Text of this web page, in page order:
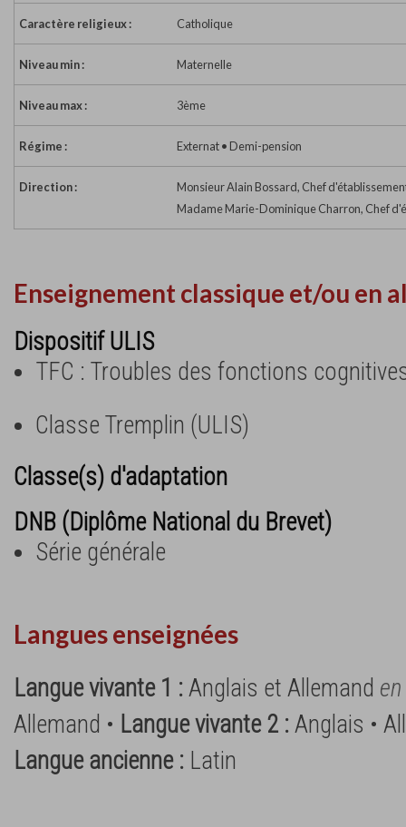
Caractère religieux : Catholique
Niveau min : Maternelle
Niveau max : 3ème
Régime : Externat • Demi-pension
Direction :
Monsieur Alain Bossard, Chef
Madame Marie-Dominique Charron, Chef
Enseignement classique et/ou en
Dispositif ULIS
TFC : Troubles des fonctions
Classe Tremplin (ULIS)
Classe(s) d'adaptation
DNB (Diplôme National du Brevet)
Série générale
Langues enseignées
Langue vivante 1 :Anglais et Allemand
Allemand • Langue vivante 2 :Anglais •
Langue ancienne : Latin